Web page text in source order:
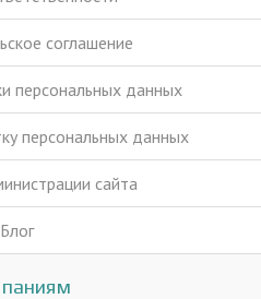
соглашение
персональных данных
персональных данных
сайта
Блог